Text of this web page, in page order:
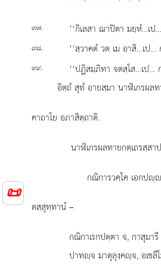
📜
๙๗. ‘‘กิเลสา ฌาปิตา มยฺหํ…เป
๙๘. ‘‘สฺวาคตํ วต เม อาสิ…เป…
๙๙.
‘‘ปฏิสมฺภิทา จตสฺโส…เป…
อิตฺถํ สุทํ อายสฺมา นาฬิเกรผลท
คาถาโย อภาสิตฺถาติ.
นาฬิเกรผลทายกตฺเถรสฺส
กณิการวคฺโค เอกปฺ
ตสฺสุทฺทานํ –
กณิกาเรกปตฺตา จ, กาสุมา
ปาทฺจ มาตุลุงฺคฺจ, อเชลี